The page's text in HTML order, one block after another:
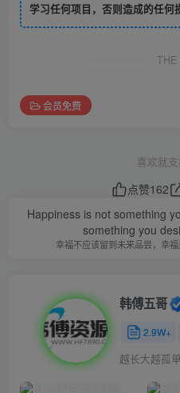
学习任何项目，否则造成的任何
THE
会员免费
喜欢就
点赞162
Happiness is not something
something you
幸福不应该留到未来品尝，幸
韩傅五哥
2.9W+
越长大越孤